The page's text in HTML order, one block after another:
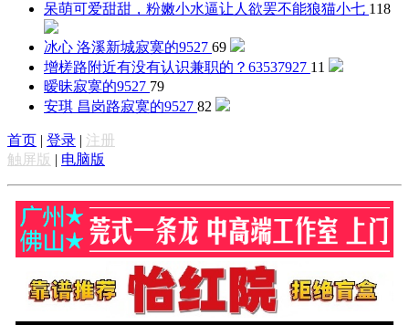
呆萌可爱甜甜，粉嫩小水逼让人欲罢不能狼猫小七 118
冰心 洛溪新城寂寞的9527 69
增槎路附近有没有认识兼职的？ 63537927 11
暧昧寂寞的9527 79
安琪 昌岗路寂寞的9527 82
首页 | 登录 | 注册
触屏版 | 电脑版